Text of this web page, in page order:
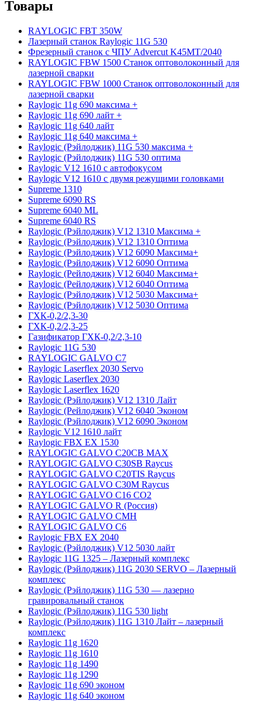
Товары
RAYLOGIC FBT 350W
Лазерный станок Raylogic 11G 530
Фрезерный станок с ЧПУ Advercut K45MT/2040
RAYLOGIC FBW 1500 Станок оптоволоконный для
лазерной сварки
RAYLOGIC FBW 1000 Станок оптоволоконный для
лазерной сварки
Raylogic 11g 690 максима +
Raylogic 11g 690 лайт +
Raylogic 11g 640 лайт
Raylogic 11g 640 максима +
Raylogic (Рэйлоджик) 11G 530 максима +
Raylogic (Рэйлоджик) 11G 530 оптима
Raylogic V12 1610 с автофокусом
Raylogic V12 1610 с двумя режущими головками
Supreme 1310
Supreme 6090 RS
Supreme 6040 ML
Supreme 6040 RS
Raylogic (Рэйлоджик) V12 1310 Максима +
Raylogic (Рэйлоджик) V12 1310 Оптима
Raylogic (Рэйлоджик) V12 6090 Максима+
Raylogic (Рэйлоджик) V12 6090 Оптима
Raylogic (Рейлоджик) V12 6040 Максима+
Raylogic (Рейлоджик) V12 6040 Оптима
Raylogic (Рэйлоджик) V12 5030 Максима+
Raylogic (Рэйлоджик) V12 5030 Оптима
ГХК-0,2/2,3-30
ГХК-0,2/2,3-25
Газификатор ГХК-0,2/2,3-10
Raylogic 11G 530
RAYLOGIC GALVO С7
Raylogic Laserflex 2030 Servo
Raylogic Laserflex 2030
Raylogic Laserflex 1620
Raylogic (Рэйлоджик) V12 1310 Лайт
Raylogic (Рейлоджик) V12 6040 Эконом
Raylogic (Рэйлоджик) V12 6090 Эконом
Raylogic V12 1610 лайт
Raylogic FBX EX 1530
RAYLOGIC GALVO С20CB MAX
RAYLOGIC GALVO С30SB Raycus
RAYLOGIC GALVO C20TIS Raycus
RAYLOGIC GALVO С30M Raycus
RAYLOGIC GALVO С16 CO2
RAYLOGIC GALVO R (Россия)
RAYLOGIC GALVO CMH
RAYLOGIC GALVO С6
Raylogic FBX EX 2040
Raylogic (Рэйлоджик) V12 5030 лайт
Raylogic 11G 1325 – Лазерный комплекс
Raylogic (Рэйлоджик) 11G 2030 SERVO – Лазерный
комплекс
Raylogic (Рэйлоджик) 11G 530 — лазерно
гравировальный станок
Raylogic (Рэйлоджик) 11G 530 light
Raylogic (Рэйлоджик) 11G 1310 Лайт – лазерный
комплекс
Raylogic 11g 1620
Raylogic 11g 1610
Raylogic 11g 1490
Raylogic 11g 1290
Raylogic 11g 690 эконом
Raylogic 11g 640 эконом